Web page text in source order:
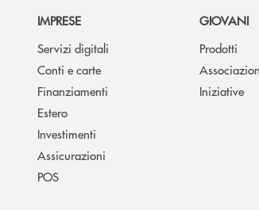
IMPRESE
Servizi digitali
Conti e carte
Finanziamenti
Estero
Investimenti
Assicurazioni
POS
GIOVANI
Prodotti
Iniziative